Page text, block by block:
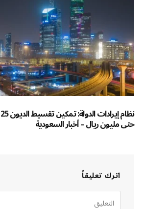
حتى مليون ريال – أخبار السعودية
اترك تعليقاً